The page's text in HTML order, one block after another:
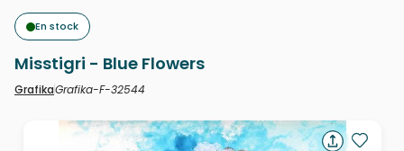
En stock
Misstigri - Blue Flowers
GrafikaGrafika-F-32544